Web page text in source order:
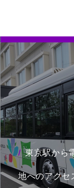
東京駅から
地へのアクセ